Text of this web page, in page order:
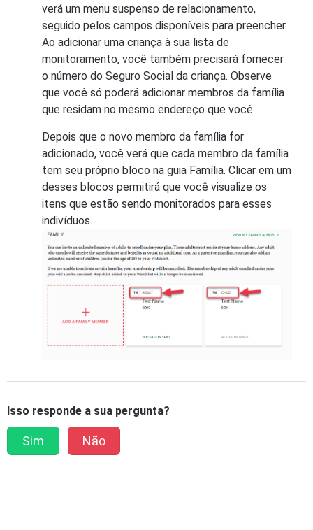
verá um menu suspenso de relacionamento,
seguido pelos campos disponíveis para preencher.
Ao adicionar uma criança à sua lista de
monitoramento, você também precisará fornecer
o número do Seguro Social da criança. Observe
que você só poderá adicionar membros da família
que residam no mesmo endereço que você.
Depois que o novo membro da família for
adicionado, você verá que cada membro da família
tem seu próprio bloco na guia Família. Clicar em um
desses blocos permitirá que você visualize os
itens que estão sendo monitorados para esses
indivíduos.
Isso responde a sua pergunta?
Sim Não